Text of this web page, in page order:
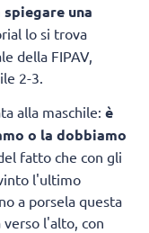
una
lo si trova
della FIPAV,
2-3.
alla maschile: è
o la dobbiamo
fatto che con gli
l'ultimo
a porsela questa
l'alto, con